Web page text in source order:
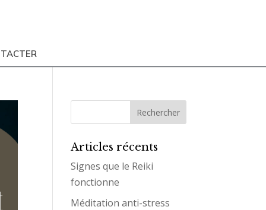
Articles récents
Signes que le Reiki
fonctionne
Méditation anti-stress